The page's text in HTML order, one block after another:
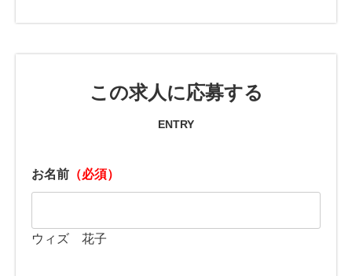
この求人に応募する
ENTRY
お名前 （必須）
ウィズ 花子